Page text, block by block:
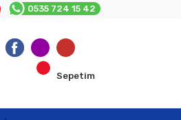
0535 724 15 42
Sepetim